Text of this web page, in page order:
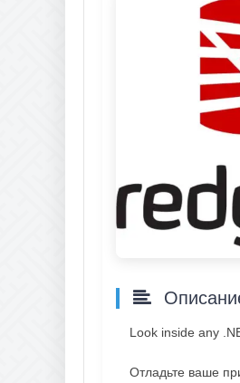
Look inside any
Отладьте ваше